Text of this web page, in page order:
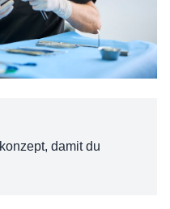
damit du